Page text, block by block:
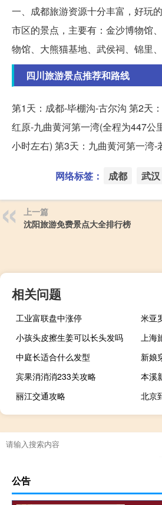
一、成都旅游资源十分丰富，好玩
市区的景点，主要有：金沙博物馆
物馆、大熊猫基地、武侯祠、锦里、
四川旅游景点推荐和路线
第1天：成都-毕棚沟-古尔沟 第2天
红原-九曲黄河第一湾(全程为447公
小时左右) 第3天：九曲黄河第一湾-
网络标签： 成都 武汉
上一篇
沈阳旅游免费景点大全排行榜
相关问题
工业富联盘中涨停
米亚
小孩头皮擦生姜可以长头发吗
上海
中庭长适合什么发型
新娘
宾果消消消233关攻略
本溪
丽江交通攻略
北京
公告